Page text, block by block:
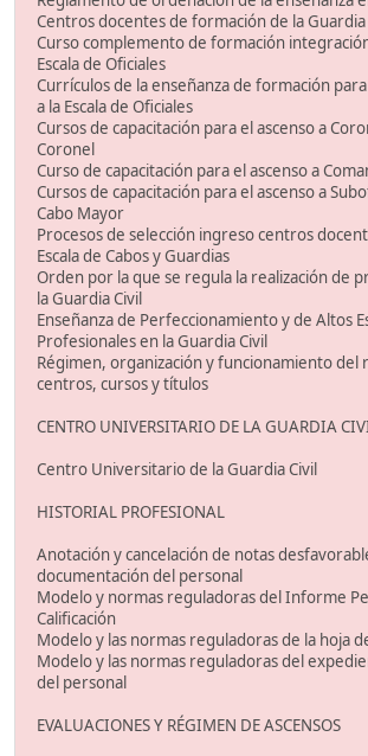
Centros docentes de formación de la Guardia
Curso complemento de formación
Escala de Oficiales
Currículos de la enseñanza de formación
a la Escala de Oficiales
Cursos de capacitación para el ascenso a
Coronel
Curso de capacitación para el ascenso a
Cursos de capacitación para el ascenso a
Cabo Mayor
Procesos de selección ingreso centros
Escala de Cabos y Guardias
Orden por la que se regula la realización de
la Guardia Civil
Enseñanza de Perfeccionamiento y de Altos
Profesionales en la Guardia Civil
Régimen, organización y funcionamiento del
centros, cursos y títulos
CENTRO UNIVERSITARIO DE LA GUARDIA
Centro Universitario de la Guardia Civil
HISTORIAL PROFESIONAL
Anotación y cancelación de notas
documentación del personal
Modelo y normas reguladoras del Informe
Calificación
Modelo y las normas reguladoras de la hoja
Modelo y las normas reguladoras del
del personal
EVALUACIONES Y RÉGIMEN DE ASCENSOS